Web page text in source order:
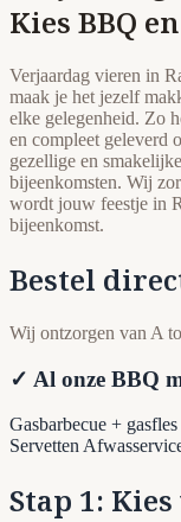
Kies BBQ
Verjaardag vieren in
maak je het jezelf
elke gelegenheid. Zo
en compleet geleverd
gezellige en
bijeenkomsten. Wij
wordt jouw feestje in
bijeenkomst.
Bestel
Wij ontzorgen van A
✓ Al onze BBQ
Gasbarbecue + gasfles
Servetten
Stap 1: